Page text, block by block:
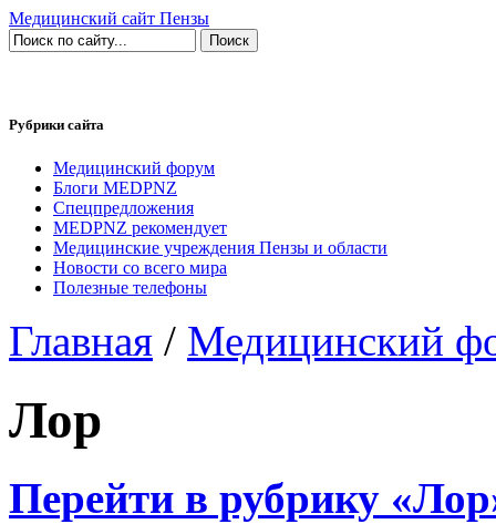
Медицинский сайт Пензы
Рубрики сайта
Медицинский форум
Блоги MEDPNZ
Спецпредложения
MEDPNZ рекомендует
Медицинские учреждения Пензы и области
Новости со всего мира
Полезные телефоны
Главная / Медицинский
Лор
Перейти в рубрику